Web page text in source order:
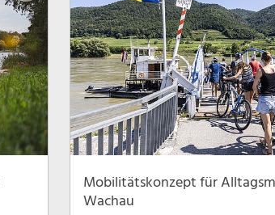
Mobilitätskonzept für
Wachau